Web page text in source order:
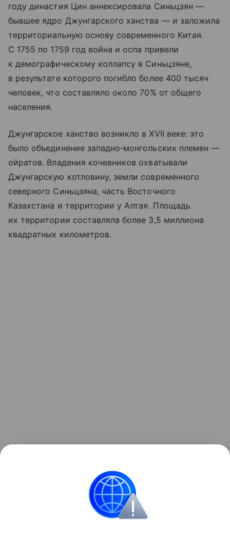
году династия Цин аннексировала Синьцзян —
бывшее ядро Джунгарского ханства — и заложила
территориальную основу современного Китая.
С 1755 по 1759 год война и оспа привели
к демографическому коллапсу в Синьцзяне,
в результате которого погибло более 400 тысяч
человек, что составляло около 70% от общего
населения.
Джунгарское ханство возникло в XVII веке: это
было объединение западно‑монгольских племен —
ойратов. Владения кочевников охватывали
Джунгарскую котловину, земли современного
северного Синьцзяна, часть Восточного
Казахстана и территории у Алтая. Площадь
их территории составляла более 3,5 миллиона
квадратных километров.